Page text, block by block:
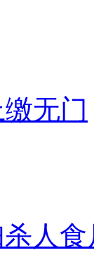
无门
人食